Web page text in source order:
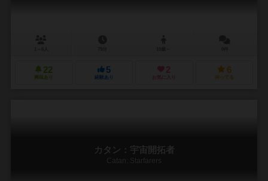
22
興味あり
5
経験あり
2
お気に入り
6
持ってる
カタン：宇宙開拓者
Catan: Starfarers